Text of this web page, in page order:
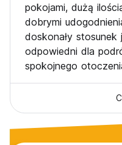
pokojami, dużą
dobrymi
doskonały
odpowiedni dla
spokojnego